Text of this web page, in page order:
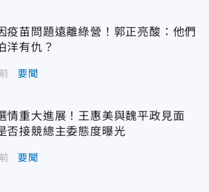
疫苗問題遠離綠營！郭正亮酸：他們
洋有仇？
要聞
情重大進展！王惠美與魏平政見面
接競總主委態度曝光
要聞